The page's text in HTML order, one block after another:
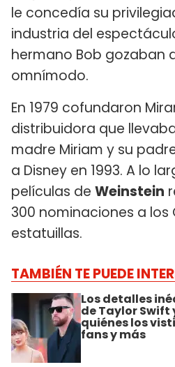
le concedía su
industria del
hermano Bob gozaban
omnímodo.
En 1979 cofundaron
distribuidora que
madre Miriam y su
a Disney en 1993. A lo
películas de Weinstein
300 nominaciones a los
estatuillas.
TAMBIÉN TE PUEDE
Los detalles
de Taylor Swift
quiénes los
fans y más